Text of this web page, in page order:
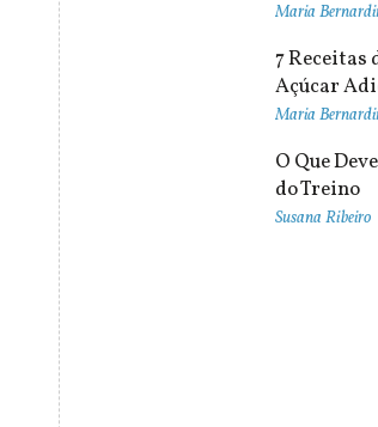
Maria
7 Receitas
Açúcar
Maria
O Que
do Treino
Susana Ribeiro